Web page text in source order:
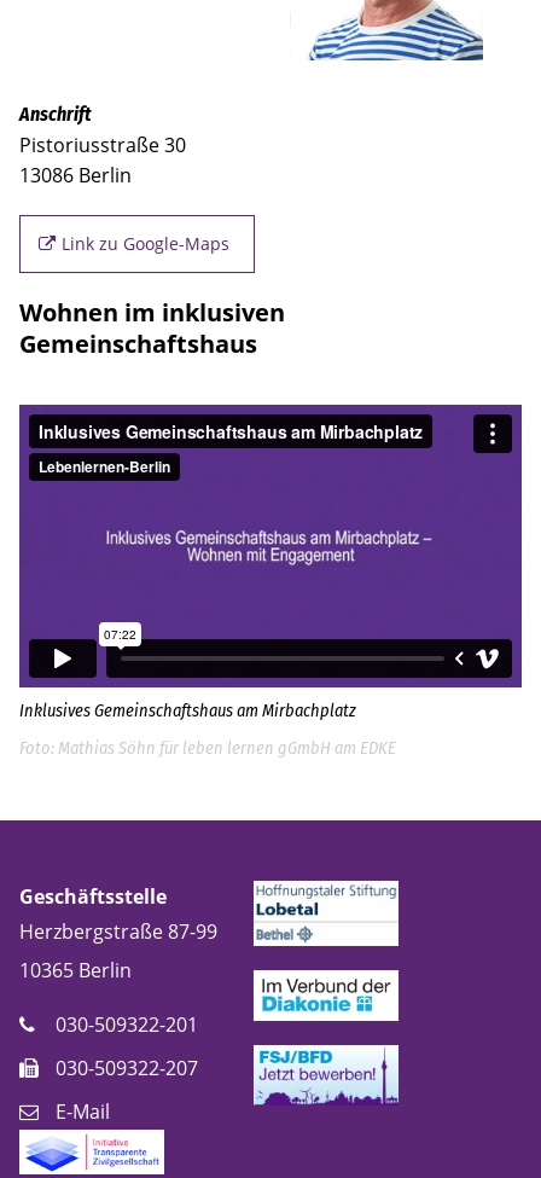
Anschrift
Pistoriusstraße 30
13086 Berlin
Link zu Google-Maps
Wohnen im inklusiven
Gemeinschaftshaus
Inklusives Gemeinschaftshaus am Mirbachplatz
Mathias Söhn für leben lernen gGmbH am EDKE
Geschäftsstelle
Herzbergstraße 87-99
10365 Berlin
030-509322-201
030-509322-207
E-Mail